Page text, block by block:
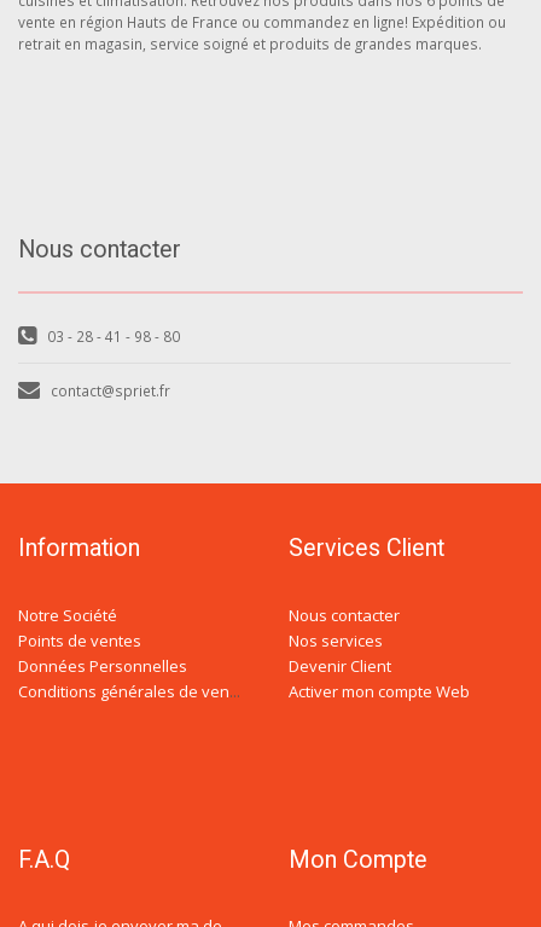
vente en région Hauts de France ou commandez en ligne! Expédition ou
retrait en magasin, service soigné et produits de grandes marques.
Nous contacter
03 - 28 - 41 - 98 - 80
contact@spriet.fr
Information
Notre Société
Points de ventes
Données Personnelles
Conditions générales de ventes
Services Client
Nous contacter
Nos services
Devenir Client
Activer mon compte Web
F.A.Q Mon Compte